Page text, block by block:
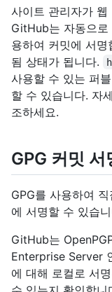
사이트 관리자가
GitHub는 자동으로
용하여 커밋에 서
됨 상태가 됩니다.
사용할 수 있는 퍼
할 수 있습니다. 자
조하세요.
GPG 커밋 서
GPG를 사용하여
에 서명할 수 있습
GitHub는
Enterprise Server
에 대해 로컬로 서